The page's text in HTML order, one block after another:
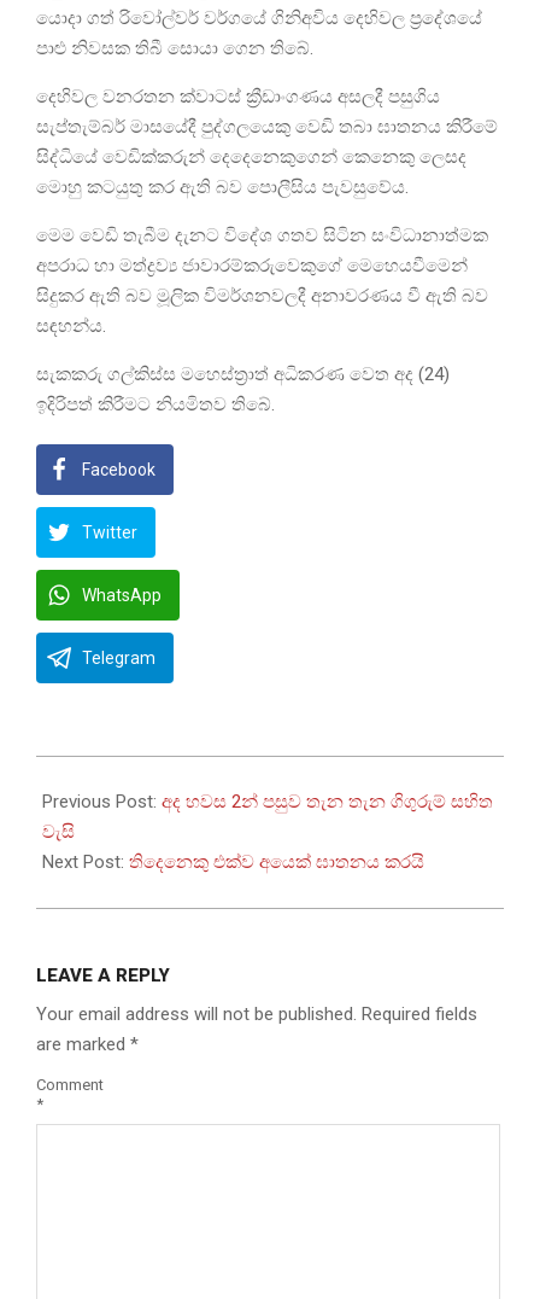
යොදා ගත් රිවෝල්වර් වර්ගයේ ගිනිඅවිය දෙහිවල ප්‍රදේශයේ
පාළු නිවසක තිබී සොයා ගෙන තිබේ.
දෙහිවල වනරතන ක්වාටස් ක්‍රීඩාංගණය අසලදී පසුගිය
සැප්තැම්බර් මාසයේදී පුද්ගලයෙකු වෙඩි තබා ඝාතනය කිරීමේ
සිද්ධියේ වෙඩික්කරුන් දෙදෙනෙකුගෙන් කෙනෙකු ලෙසද
මොහු කටයුතු කර ඇති බව පොලීසිය පැවසුවේය.
මෙම වෙඩි තැබීම දැනට විදේශ ගතව සිටින සංවිධානාත්මක
අපරාධ හා මත්ද්‍රව්‍ය ජාවාරම්කරුවෙකුගේ මෙහෙයවීමෙන්
සිදුකර ඇති බව මූලික විමර්ශනවලදී අනාවරණය වී ඇති බව
සඳහන්ය.
සැකකරු ගල්කිස්ස මහෙස්ත්‍රාත් අධිකරණ වෙත අද (24)
ඉදිරිපත් කිරීමට නියමිතව තිබේ.
Facebook
Twitter
WhatsApp
Telegram
01-
24
Previous Post: අද හවස 2න් පසුව තැන තැන ගිගුරුම් සහිත
වැසි
Next Post: තිදෙනෙකු එක්ව අයෙක් ඝාතනය කරයි
LEAVE A REPLY
Your email address will not be published. Required fields
are marked *
Comment
*